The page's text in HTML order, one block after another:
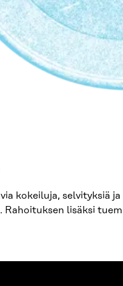
kokeiluja, selvityksiä
Rahoituksen lisäksi